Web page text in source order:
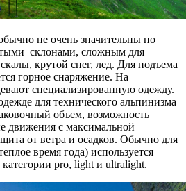
не очень значительны по
склонами, сложным для
крутой снег, лед. Для подъема
горное снаряжение. На
специализированную одежду.
для технического альпинизма
объем, возможность
движения с максимальной
от ветра и осадков. Обычно для
время года) используется
pro, light и ultralight.